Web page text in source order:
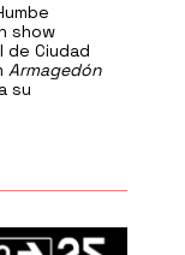
show
de Ciudad
Armagedón
su